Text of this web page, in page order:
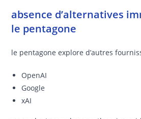
absence d’alternatives
le pentagone
le pentagone explore d’autres
OpenAI
Google
xAI